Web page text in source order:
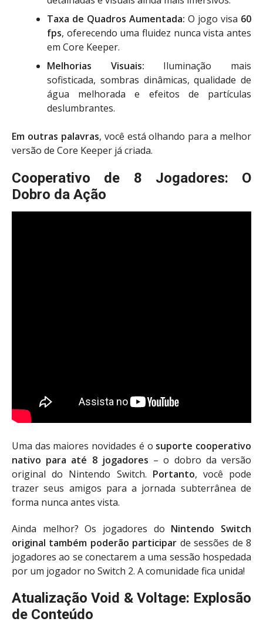
Taxa de Quadros Aumentada: O jogo visa 60
fps, oferecendo uma fluidez nunca vista antes
em Core Keeper.
Melhorias Visuais: Iluminação mais
sofisticada, sombras dinâmicas, qualidade de
água melhorada e efeitos de partículas
deslumbrantes.
Em outras palavras, você está olhando para a melhor
versão de Core Keeper já criada.
Cooperativo de 8 Jogadores: O
Dobro da Ação
Uma das maiores novidades é o suporte cooperativo
nativo para até 8 jogadores – o dobro da versão
original do Nintendo Switch. Portanto, você pode
trazer seus amigos para a jornada subterrânea de
forma nunca antes vista.
Ainda melhor? Os jogadores do Nintendo Switch
original também poderão participar de sessões de 8
jogadores ao se conectarem a uma sessão hospedada
por um jogador no Switch 2. A comunidade fica unida!
Atualização Void & Voltage: Explosão
de Conteúdo